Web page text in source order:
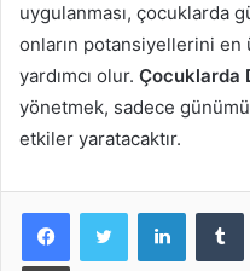
uygulanması, çocuklarda
onların potansiyellerini en
yardımcı olur. Çocuklarda
yönetmek, sadece
etkiler yaratacaktır.
LinkedIn
Yazdır